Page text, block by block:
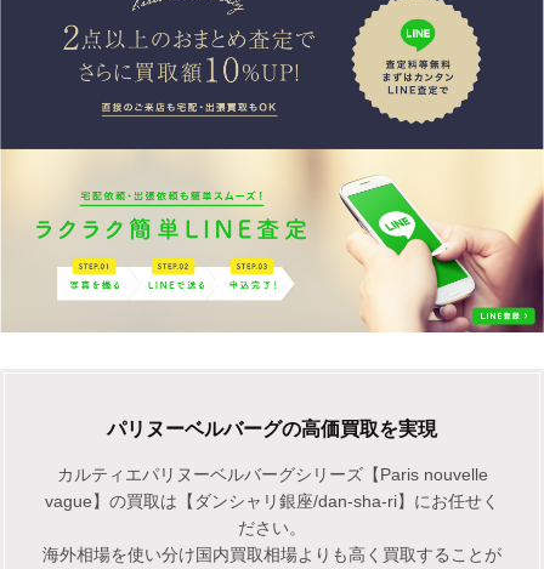
パリヌーベルバーグの高価買取を実現
カルティエパリヌーベルバーグシリーズ【Paris nouvelle
vague】の買取は【ダンシャリ銀座/dan-sha-ri】にお任せく
ださい。
海外相場を使い分け国内買取相場よりも高く買取することが